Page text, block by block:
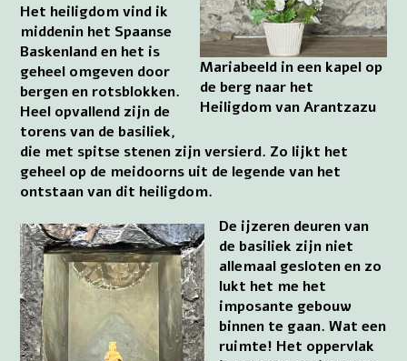
Mariabeeld in een kapel op
de berg naar het
Heiligdom van Arantzazu
Het heiligdom vind ik
middenin het Spaanse
Baskenland en het is
geheel omgeven door
bergen en rotsblokken.
Heel opvallend zijn de
torens van de basiliek,
die met spitse stenen zijn versierd. Zo lijkt het
geheel op de meidoorns uit de legende van het
ontstaan van dit heiligdom.
De ijzeren deuren van
de basiliek zijn niet
allemaal gesloten en zo
lukt het me het
imposante gebouw
binnen te gaan. Wat een
ruimte! Het oppervlak